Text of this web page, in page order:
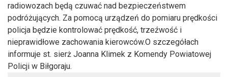
radiowozach będą czuwać nad bezpieczeństwem
podróżujących. Za pomocą urządzeń do pomiaru prędkości
policja będzie kontrolować prędkość, trzeźwość i
nieprawidłowe zachowania kierowców.O szczegółach
informuje st. sierż Joanna Klimek z Komendy Powiatowej
Policji w Biłgoraju.